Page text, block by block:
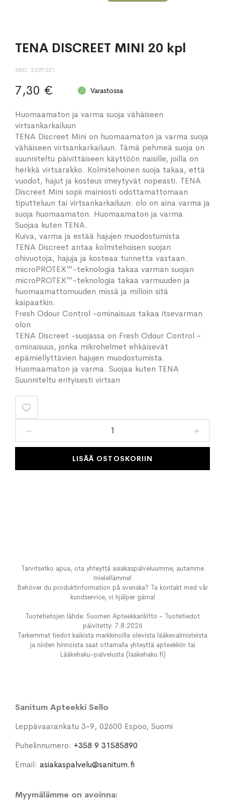
TENA DISCREET MINI 20 kpl
SKU 2397321
7,30 € Varastossa
Huomaamaton ja varma suoja vähäiseen
virtsankarkailuun
TENA Discreet Mini on huomaamaton ja varma suoja
vähäiseen virtsankarkailuun. Tämä pehmeä suoja on
suunniteltu päivittäiseen käyttöön naisille, joilla on
herkkä virtsarakko. Kolmitehoinen suoja takaa, että
vuodot, hajut ja kosteus imeytyvät nopeasti. TENA
Discreet Mini sopii mainiosti odottamattomaan
tiputteluun tai virtsankarkailuun: olo on aina varma ja
suoja huomaamaton. Huomaamaton ja varma.
Suojaa kuten TENA.
Kuiva, varma ja estää hajujen muodostumista
TENA Discreet antaa kolmitehoisen suojan
ohivuotoja, hajuja ja kosteaa tunnetta vastaan.
microPROTEX™-teknologia takaa varman suojan
microPROTEX™-teknologia takaa varmuuden ja
huomaamattomuuden missä ja milloin sitä
kaipaatkin.
Fresh Odour Control -ominaisuus takaa itsevarman
olon
TENA Discreet -suojassa on Fresh Odour Control -
ominaisuus, jonka mikrohelmet ehkäisevät
epämiellyttävien hajujen muodostumista.
Huomaamaton ja varma. Suojaa kuten TENA
Suunniteltu erityisesti virtsan
toivelistaan
LISÄÄ OSTOSKORIIN
Tarvitsetko apua, ota yhteyttä asiakaspalveluumme, autamme
mielellämme!
Behöver du produktinformation på svenska? Ta kontakt med vår
kundservice, vi hjälper gärna!
Tuotetietojen lähde: Suomen Apteekkariliitto - Tuotetiedot
päivitetty: 7.8.2026
Tarkemmat tiedot kaikista markkinoilla olevista lääkevalmisteista
ja niiden hinnoista saat ottamalla yhteyttä apteekkiin tai
Lääkehaku-palvelusta (laakehaku.fi)
Sanitum Apteekki Sello
Leppävaarankatu 3-9, 02600 Espoo, Suomi
Puhelinnumero: +358 9 31585890
Email: asiakaspalvelu@sanitum.fi
Myymälämme on avoinna: